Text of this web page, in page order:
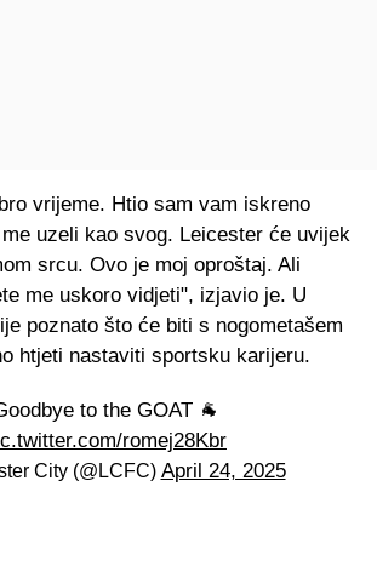
vrijeme. Htio sam vam iskreno
uzeli kao svog. Leicester će uvijek
srcu. Ovo je moj oproštaj. Ali
me uskoro vidjeti", izjavio je. U
poznato što će biti s nogometašem
htjeti nastaviti sportsku karijeru.
to the GOAT 🐐
romej28Kbr
City (@LCFC) April 24, 2025